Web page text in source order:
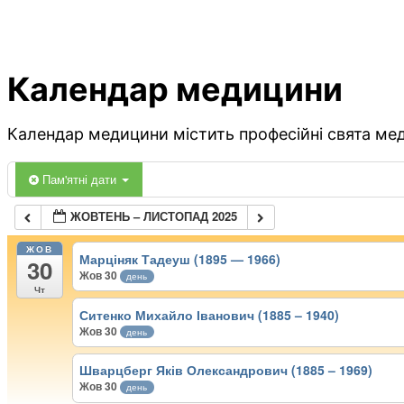
Календар медицини
Календар медицини містить професійні свята
Пам'ятні дати
ЖОВТЕНЬ – ЛИСТОПАД 2025
ЖОВ
30
Чт
Марціняк Тадеуш (1895 — 1966)
Жов 30 день
Ситенко Михайло Іванович (1885 – 1940)
Жов 30 день
Шварцберг Яків Олександрович (1885 – 1969)
Жов 30 день